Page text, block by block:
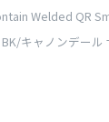
Welded QR
キャノンデー